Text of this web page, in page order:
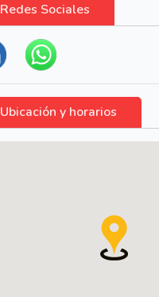
Redes Sociales
Ubicación y horarios